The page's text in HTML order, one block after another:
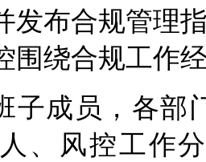
发布合规管理
围绕合规工作
子成员，各部
、风控工作